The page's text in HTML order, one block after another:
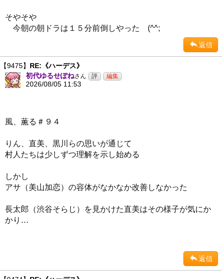
そやそや
今朝の朝ドラは１５分前倒しやった (^^;
返信
【9475】 RE:《ハーデス》
初代ゆるせぽねさん
2026/08/05 11:53
風、薫る＃９４
りん、直美、黒川らの思いが通じて
村人たちは少しずつ理解を示し始める
しかし
アサ（美山加恋）の容体がなかなか改善しなかった
長太郎（渋谷そらじ）を見かけた直美はその様子が気にか
かり…
返信